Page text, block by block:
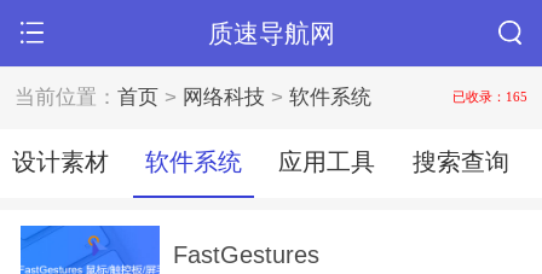
质速导航网
当前位置：首页 > 网络科技 >软件系统 已收录：165
设计素材 软件系统 应用工具 搜索查询
FastGestures